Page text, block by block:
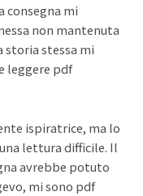
consegna mi
non mantenuta
storia stessa mi
leggere pdf
ispiratrice, ma lo
lettura difficile. Il
avrebbe potuto
mi sono pdf